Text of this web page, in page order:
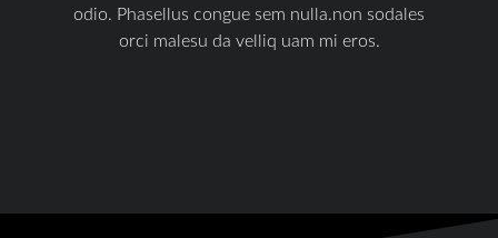
odio. Phasellus congue sem nulla.non sodales
orci malesu da velliq uam mi eros.